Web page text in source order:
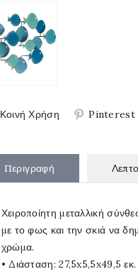
Κοινή Χρήση Pinterest
Περιγραφή
Χειροποίητη μεταλλική
με το φως και την σκιά να
χρώμα.
• Διάσταση: 27,5x5,5x49,5 εκ.